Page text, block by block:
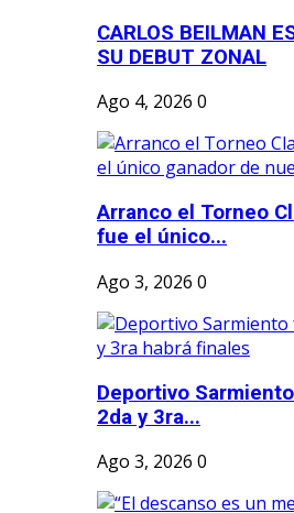
CARLOS BEILMAN
SU DEBUT ZONAL
Ago 4, 2026 0
Arranco el Torneo
fue el único...
Ago 3, 2026 0
Deportivo
2da y 3ra...
Ago 3, 2026 0